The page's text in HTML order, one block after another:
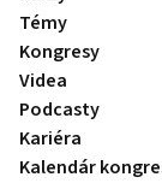
Témy
Kongresy
Videa
Podcasty
Kariéra
Kalendár